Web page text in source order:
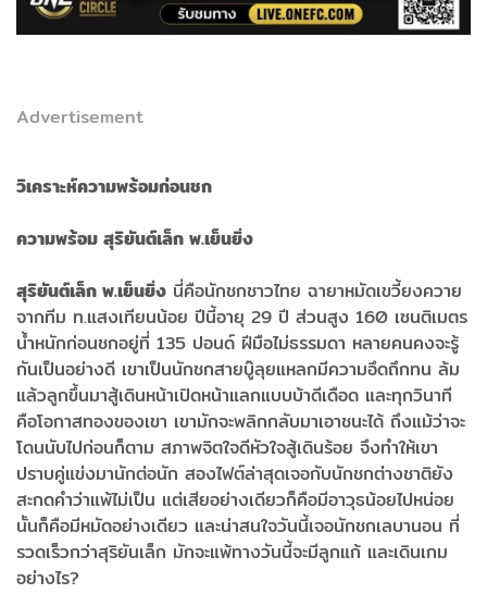
Advertisement
วิเคราะห์ความพร้อมก่อนชก
ความพร้อม สุริยันต์เล็ก พ.เย็นยิ่ง
สุริยันต์เล็ก พ.เย็นยิ่ง นี่คือนักชกชาวไทย ฉายาหมัดเขวี้ยงควาย
จากทีม ท.แสงเทียนน้อย ปีนี้อายุ 29 ปี ส่วนสูง 160 เซนติเมตร
น้ำหนักก่อนชกอยู่ที่ 135 ปอนด์ ฝีมือไม่ธรรมดา หลายคนคงจะรู้
กันเป็นอย่างดี เขาเป็นนักชกสายบู๊ลุยแหลกมีความอึดถึกทน ล้ม
แล้วลูกขึ้นมาสู้เดินหน้าเปิดหน้าแลกแบบบ้าดีเดือด และทุกวินาที
คือโอกาสทองของเขา เขามักจะพลิกกลับมาเอาชนะได้ ถึงแม้ว่าจะ
โดนนับไปก่อนก็ตาม สภาพจิตใจดีหัวใจสู้เดินร้อย จึงทำให้เขา
ปราบคู่แข่งมานักต่อนัก สองไฟต์ล่าสุดเจอกับนักชกต่างชาติยัง
สะกดคำว่าแพ้ไม่เป็น แต่เสียอย่างเดียวก็คือมีอาวุธน้อยไปหน่อย
นั้นก็คือมีหมัดอย่างเดียว และน่าสนใจวันนี้เจอนักชกเลบานอน ที่
รวดเร็วกว่าสุริยันเล็ก มักจะแพ้ทางวันนี้จะมีลูกแก้ และเดินเกม
อย่างไร?